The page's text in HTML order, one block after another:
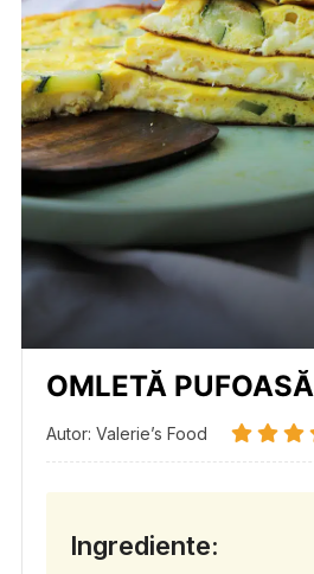
OMLETĂ PUFOASĂ
Autor: Valerie’s Food
Ingrediente: